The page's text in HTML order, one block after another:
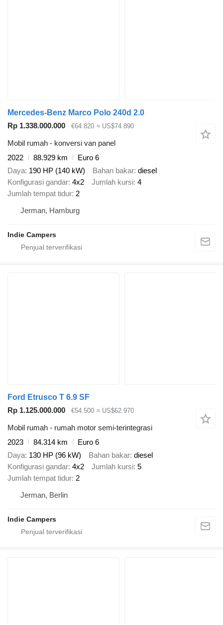
Mercedes-Benz Marco Polo 240d 2.0
Rp 1.338.000.000
€64.820 ≈ US$74.890
Mobil rumah - konversi van panel
2022
88.929 km
Euro 6
Daya 190 HP (140 kW) Bahan bakar diesel
Konfigurasi gandar 4x2 Jumlah kursi 4
Jumlah tempat tidur 2
Jerman, Hamburg
Indie Campers
Ford Etrusco T 6.9 SF
Rp 1.125.000.000
€54.500 ≈ US$62.970
Mobil rumah - rumah motor semi-terintegrasi
2023
84.314 km
Euro 6
Daya 130 HP (96 kW) Bahan bakar diesel
Konfigurasi gandar 4x2 Jumlah kursi 5
Jumlah tempat tidur 2
Jerman, Berlin
Indie Campers